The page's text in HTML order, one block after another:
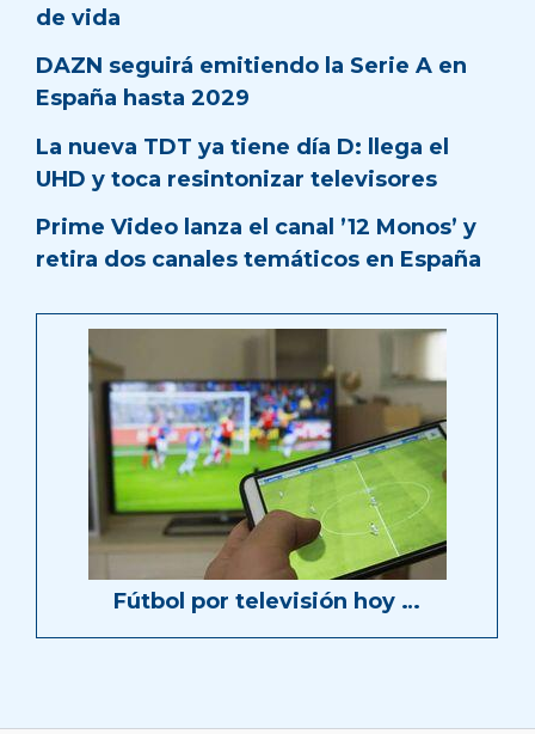
de vida
DAZN seguirá emitiendo la Serie A en
España hasta 2029
La nueva TDT ya tiene día D: llega el
UHD y toca resintonizar televisores
Prime Video lanza el canal ’12 Monos’ y
retira dos canales temáticos en España
Fútbol por televisión hoy …